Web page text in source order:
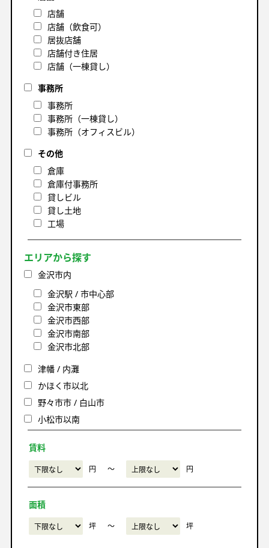
店舗
店舗（飲食可）
居抜店舗
店舗付き住居
店舗（一棟貸し）
事務所
事務所
事務所（一棟貸し）
事務所（オフィスビル）
その他
倉庫
倉庫付事務所
貸しビル
貸し土地
工場
エリアから探す
金沢市内
金沢駅 / 市中心部
金沢市東部
金沢市西部
金沢市南部
金沢市北部
津幡 / 内灘
かほく市以北
野々市市 / 白山市
小松市以南
賃料
円 〜 円
面積
坪 〜 坪